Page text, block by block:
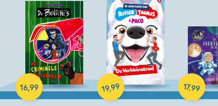
16,99
Hardcover 19,99
Hardcover
17,99
Hardcover